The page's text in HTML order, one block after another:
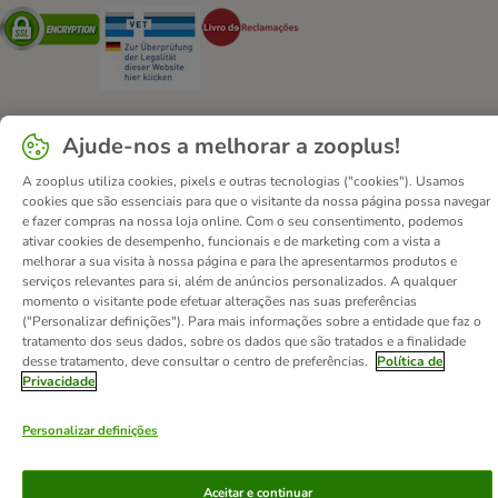
Security Security
Contactos
Condições gerais de utilização
Formulário de retratação
Métodos de pagamento
Quem somos DSA
Emprego
Política de privacidade
Website Corporativo
Declaração de acessibilidade
© zooplus SE 2026
Ajude-nos a melhorar a zooplus!
A zooplus utiliza cookies, pixels e outras tecnologias ("cookies"). Usamos
cookies que são essenciais para que o visitante da nossa página possa navegar
e fazer compras na nossa loja online. Com o seu consentimento, podemos
ativar cookies de desempenho, funcionais e de marketing com a vista a
melhorar a sua visita à nossa página e para lhe apresentarmos produtos e
serviços relevantes para si, além de anúncios personalizados. A qualquer
momento o visitante pode efetuar alterações nas suas preferências
("Personalizar definições"). Para mais informações sobre a entidade que faz o
tratamento dos seus dados, sobre os dados que são tratados e a finalidade
desse tratamento, deve consultar o centro de preferências.
Política de
Privacidade
Personalizar definições
Aceitar e continuar